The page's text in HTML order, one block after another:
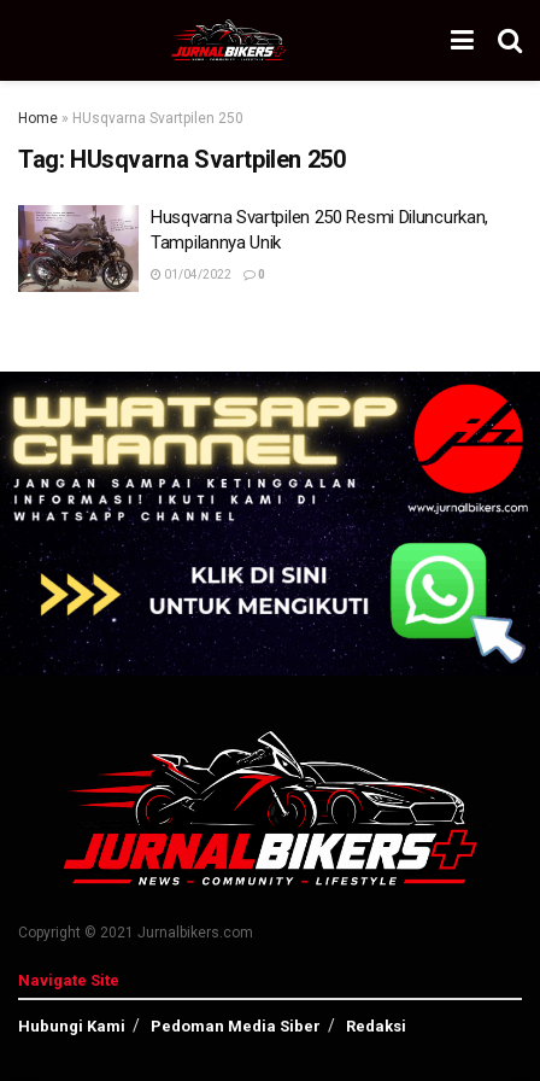
Home » HUsqvarna Svartpilen 250
Tag: HUsqvarna Svartpilen 250
Husqvarna Svartpilen 250 Resmi Diluncurkan,
Tampilannya Unik
01/04/2022 0
Copyright © 2021 Jurnalbikers.com
Navigate Site
Hubungi Kami Pedoman Media Siber Redaksi